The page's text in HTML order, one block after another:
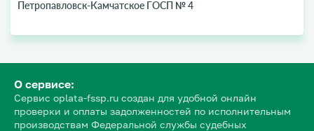
Петропавловск-Камчатское ГОСП № 4
О сервисе:
Сервис oplata-fssp.ru создан для удобной онлайн
проверки и оплаты задолженностей по исполнительным
производствам Федеральной службы судебных